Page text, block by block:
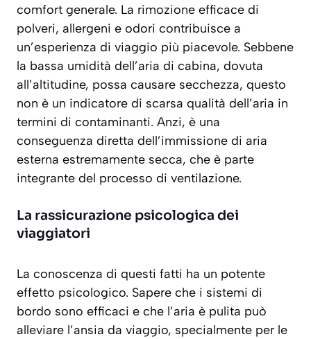
comfort generale. La rimozione efficace di
polveri, allergeni e odori contribuisce a
un’esperienza di viaggio più piacevole. Sebbene
la bassa umidità dell’aria di cabina, dovuta
all’altitudine, possa causare secchezza, questo
non è un indicatore di scarsa qualità dell’aria in
termini di contaminanti. Anzi, è una
conseguenza diretta dell’immissione di aria
esterna estremamente secca, che è parte
integrante del processo di ventilazione.
La rassicurazione psicologica dei
viaggiatori
La conoscenza di questi fatti ha un potente
effetto psicologico. Sapere che i sistemi di
bordo sono efficaci e che l’aria è pulita può
alleviare l’ansia da viaggio, specialmente per le